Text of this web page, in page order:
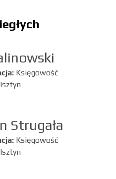
Księgowość
Strugała
Księgowość